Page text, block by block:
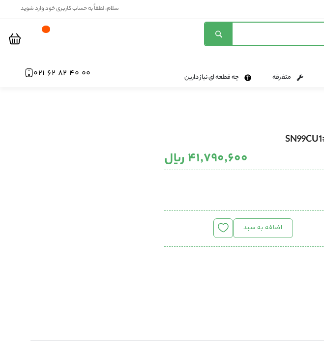
سلام، لطفاً به حساب کاربری خود وارد شوید
متفرقه چه قطعه ای نیاز دارین 00 40 82 62 021
۴۱٬۷۹۰٬۶۰۰ ریال
اضافه به سبد